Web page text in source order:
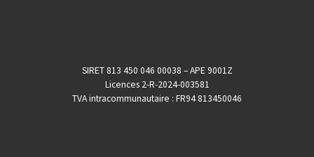
SIRET 813 450 046 00038 – APE 9001Z
Licences 2-R-2024-003581
TVA intracommunautaire : FR94 813450046